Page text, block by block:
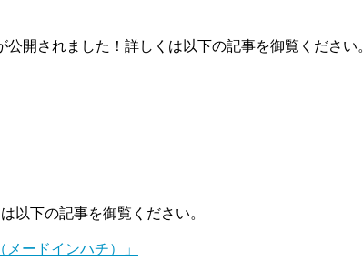
開されました！詳しくは以下の記事を御覧ください。
以下の記事を御覧ください。